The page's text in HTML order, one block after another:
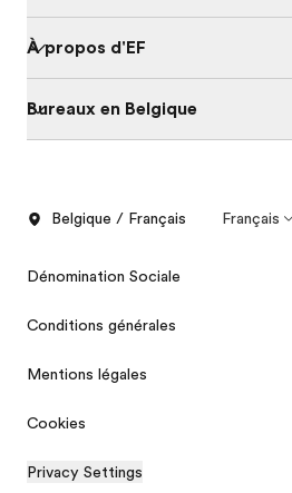
À propos d'EF
Bureaux en Belgique
Belgique / Français Français
Dénomination Sociale
Conditions générales
Mentions légales
Cookies
Privacy Settings